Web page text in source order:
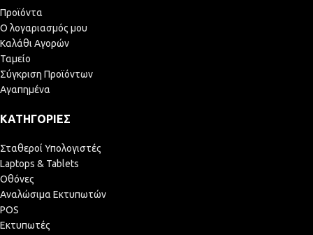
Προϊόντα
Ο λογαριασμός μου
Καλάθι Αγορών
Ταμείο
Σύγκριση Προϊόντων
Αγαπημένα
ΚΑΤΗΓΟΡΊΕΣ
Σταθεροί Υπολογιστές
Laptops & Tablets
Οθόνες
Αναλώσιμα Εκτυπωτών
POS
Εκτυπωτές